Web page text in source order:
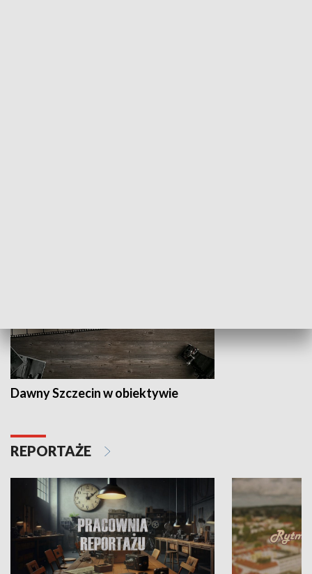
Dawny Szczecin w obiektywie
REPORTAŻE